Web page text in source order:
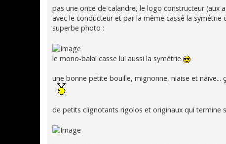
pas une once de calandre, le logo constructeur (aux
avec le conducteur et par la même cassé la
superbe photo :
le mono-balai casse lui aussi la symétrie
une bonne petite bouille, mignonne, niaise et
de petits clignotants rigolos et originaux qui termine